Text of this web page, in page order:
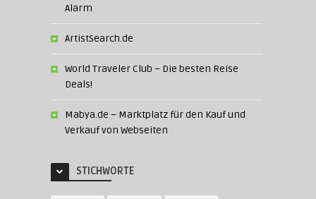
Alarm
ArtistSearch.de
World Traveler Club – Die besten Reise
Deals!
Mabya.de – Marktplatz für den Kauf und
Verkauf von Webseiten
STICHWORTE